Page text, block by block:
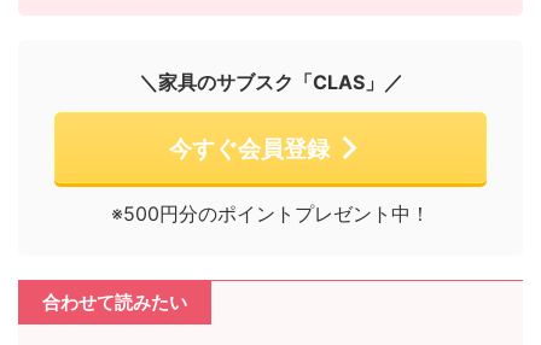
＼家具のサブスク「CLAS」／
今すぐ会員登録
※500円分のポイントプレゼント中！
合わせて読みたい